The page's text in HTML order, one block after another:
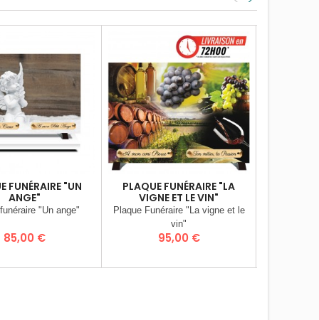
FUNÉRAIRE "UN
ANGE"
"Un ange"
Prix
85,00 €
PLAQUE FUNÉRAIRE "LA
VIGNE ET LE VIN"
Plaque Funéraire "La vigne et le
vin"
Prix
95,00 €